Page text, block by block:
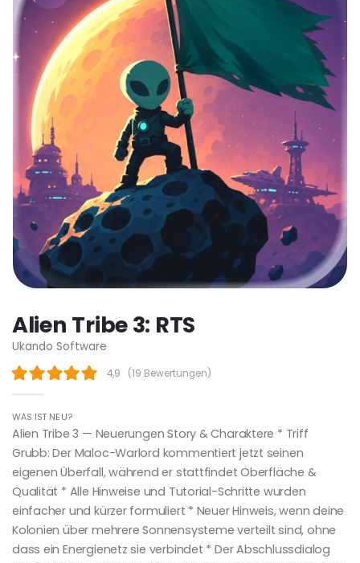
Alien Tribe 3: RTS
Ukando Software
4,9 (19 Bewertungen)
WAS IST NEU?
Alien Tribe 3 — Neuerungen Story & Charaktere * Triff
Grubb: Der Maloc-Warlord kommentiert jetzt seinen
eigenen Überfall, während er stattfindet Oberfläche &
Qualität * Alle Hinweise und Tutorial-Schritte wurden
einfacher und kürzer formuliert * Neuer Hinweis, wenn deine
Kolonien über mehrere Sonnensysteme verteilt sind, ohne
dass ein Energienetz sie verbindet * Der Abschlussdialog